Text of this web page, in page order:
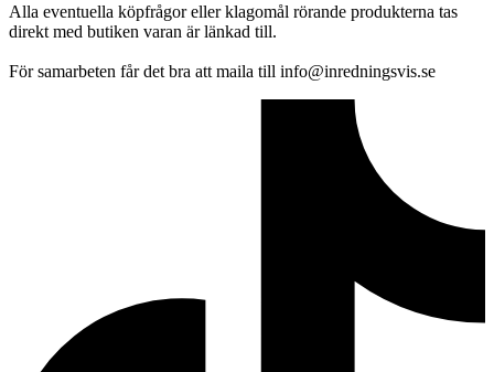
Alla eventuella köpfrågor eller klagomål rörande produkterna tas
direkt med butiken varan är länkad till.
För samarbeten får det bra att maila till info@inredningsvis.se